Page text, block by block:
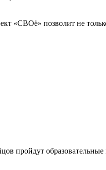
«СВОё» позволит не
пройдут